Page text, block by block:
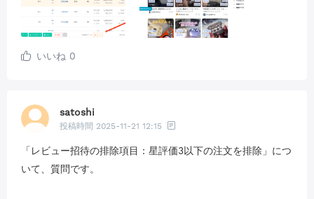
いいね 0
satoshi
投稿時間 2025-11-21 12:15
「レビュー招待の排除項目：星評価3以下の注文を排除」につ
いて、質問です。